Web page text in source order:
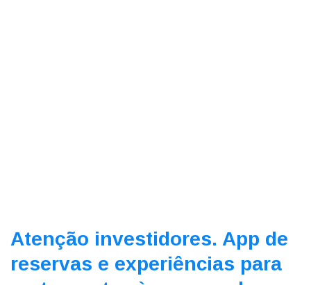
Atenção investidores. App de
reservas e experiências para